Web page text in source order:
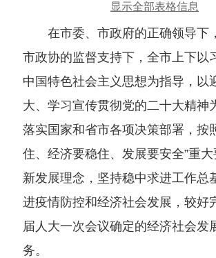
显示全部表格信息
在市委、市政府的正确领导下，
市政协的监督支持下，全市上下以
中国特色社会主义思想为指导，以
大、学习宣传贯彻党的二十大精神
落实国家和省市各项决策部署，按
住、经济要稳住、发展要安全”重
新发展理念，坚持稳中求进工作总
进疫情防控和经济社会发展，较好
届人大一次会议确定的经济社会发
务。